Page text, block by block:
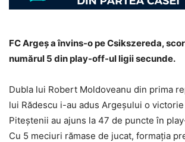
FC Argeș a învins-o pe Csikszereda,
numărul 5 din play-off-ul ligii secunde.
Dubla lui Robert Moldoveanu din prima
lui Rădescu i-au adus Argeșului o
Piteștenii au ajuns la 47 de puncte în
Cu 5 meciuri rămase de jucat, formația